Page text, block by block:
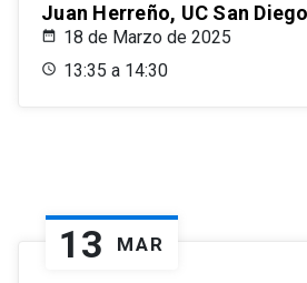
Juan Herreño, UC San Diego
18 de Marzo de 2025
13:35 a 14:30
13 MAR